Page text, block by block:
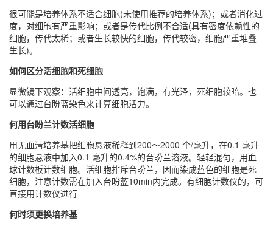
很可能是培养体系不适合细胞(未使用推荐的培养体系)；或者消化过
度，对细胞有严重影响；或者是传代比例不合适(具有密度依赖性的
细胞，传代太稀；或者生长较快的细胞，传代较密，细胞严重堆叠
生长)。
如何区分活细胞和死细胞
显微镜下观察：活细胞中间透亮，饱满，有光泽，死细胞较暗。也
可以通过台盼蓝染色来计算细胞活力。
何用台盼兰计数活细胞
用无血清培养基把细胞悬液稀释到200～2000 个/毫升，在0.1 毫升
的细胞悬液中加入0.1 毫升的0.4%的台盼兰溶液。轻轻混匀，用血
球计数板计数细胞。活细胞排斥台盼兰，因而染成蓝色的细胞是死
细胞，注意计数需在加入台盼蓝10min内完成。有细胞计数仪的，可
直接用计数仪进行
何时须更换培养基